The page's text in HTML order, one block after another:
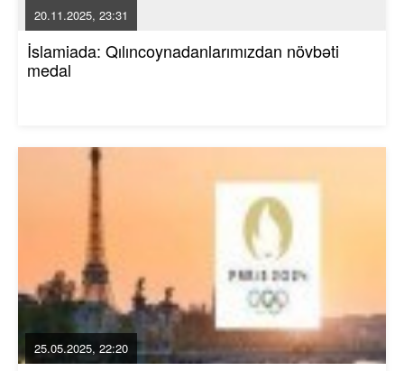
20.11.2025, 23:31
İslamiada: Qılıncoynadanlarımızdan növbəti
medal
25.05.2025, 22:20